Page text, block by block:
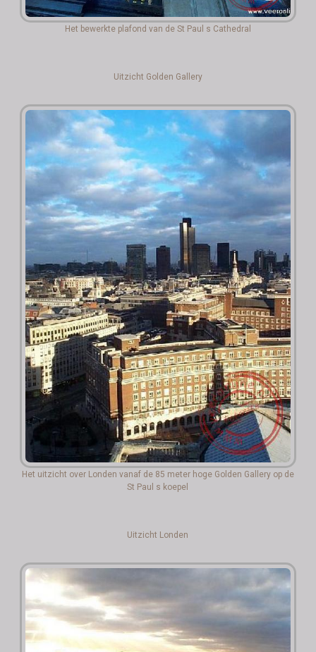
Het bewerkte plafond van de St Paul s Cathedral
Uitzicht Golden Gallery
Het uitzicht over Londen vanaf de 85 meter hoge Golden Gallery op de
St Paul s koepel
Uitzicht Londen